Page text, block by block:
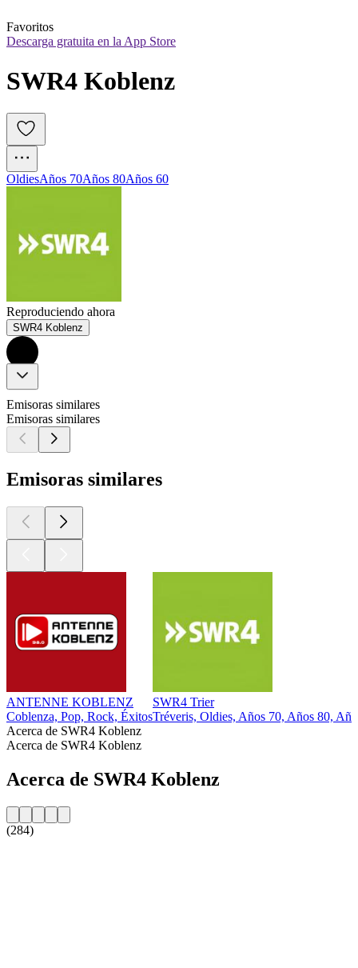
Favoritos
Descarga gratuita en la App Store
SWR4 Koblenz
OldiesAños 70Años 80Años 60
Reproduciendo ahora
SWR4 Koblenz
Emisoras similares
Emisoras similares
Emisoras similares
ANTENNE KOBLENZ
Coblenza, Pop, Rock, Éxitos
SWR4 Trier
Tréveris, Oldies, Años 70, Años 80,
Acerca de SWR4 Koblenz
Acerca de SWR4 Koblenz
Acerca de SWR4 Koblenz
(284)